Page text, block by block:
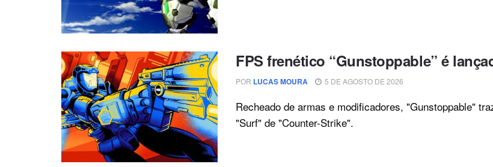
FPS frenético “Gunstoppable” é
POR LUCAS MOURA 5 DE AGOSTO DE 2026
Recheado de armas e modificadores, "Gunstoppable"
"Surf" de "Counter-Strike".